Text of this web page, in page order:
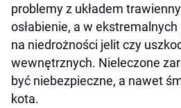
problemy z układem
osłabienie, a w
na niedrożności jelit czy
wewnętrznych. Nieleczone
być niebezpieczne, a nawet
kota.